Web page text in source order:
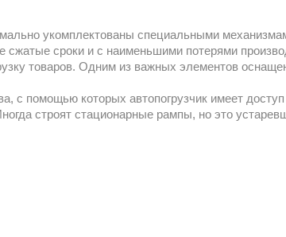
укомплектованы специальными
сжатые сроки и с наименьшими потерями
товаров. Одним из важных элементов
с помощью которых автопогрузчик имеет доступ
строят стационарные рампы, но это